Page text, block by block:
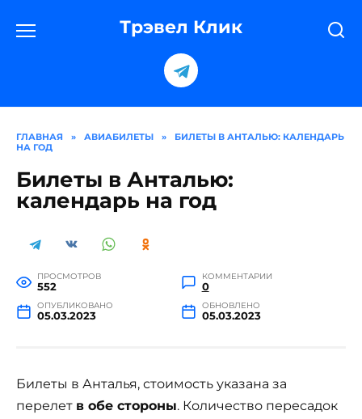
содержанию
Трэвел Клик
ГЛАВНАЯ » АВИАБИЛЕТЫ »
БИЛЕТЫ В АНТАЛЬЮ: КАЛЕНДАРЬ
НА ГОД
Билеты в Анталью:
календарь на год
ПРОСМОТРОВ
552
КОММЕНТАРИИ
0
ОПУБЛИКОВАНО
05.03.2023
ОБНОВЛЕНО
05.03.2023
Билеты в Анталья, стоимость указана за
перелет в обе стороны. Количество пересадок